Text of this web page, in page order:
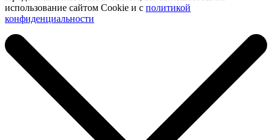
использование сайтом Cookie и с политикой
конфиденциальности